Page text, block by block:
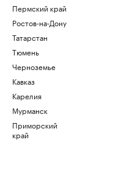
Пермский край
Ростов-на-Дону
Татарстан
Тюмень
Черноземье
Кавказ
Карелия
Мурманск
Приморский
край